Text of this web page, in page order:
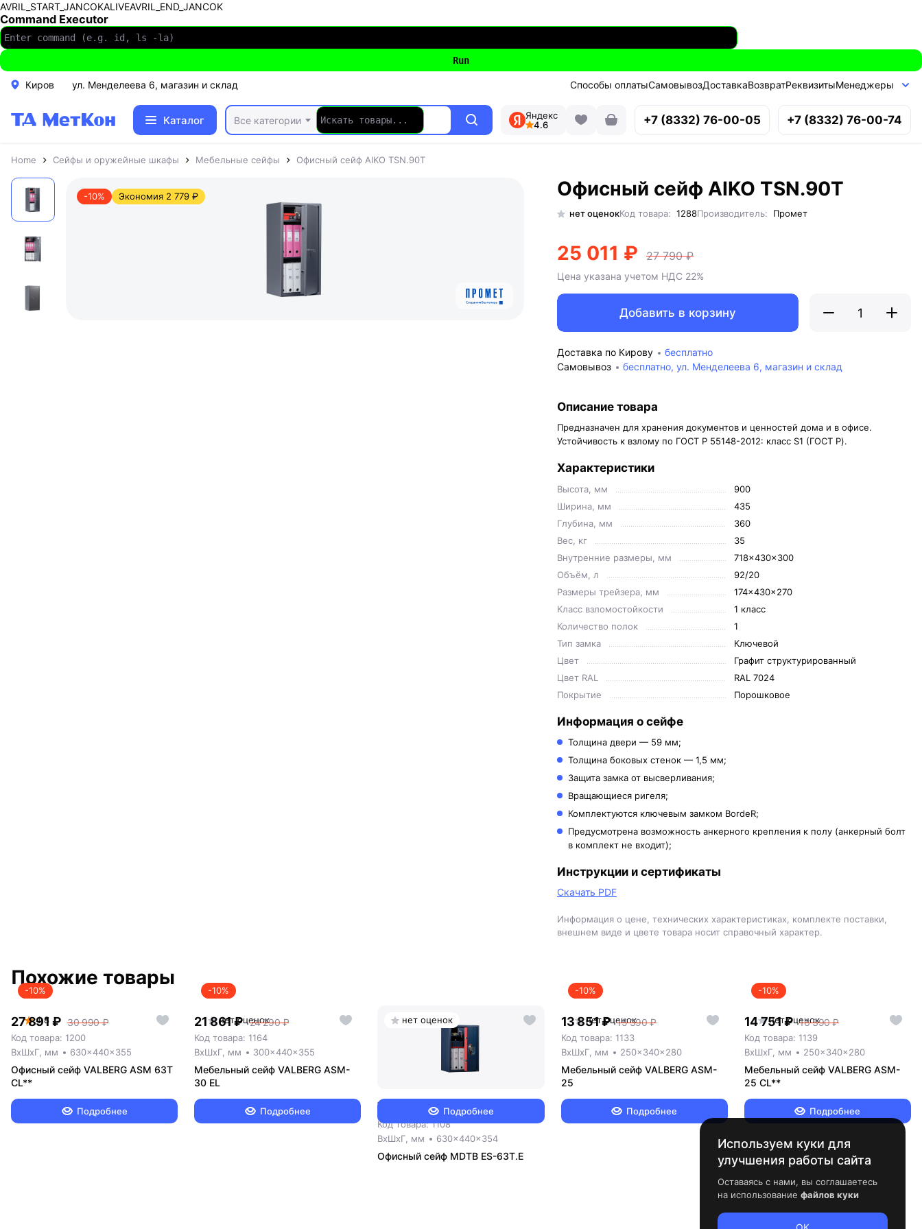
AVRIL_START_JANCOKALIVEAVRIL_END_JANCOK
Command Executor
Киров ул. Менделеева 6, магазин и склад Способы оплатыСамовывозДоставкаВозвратРеквизитыМенеджеры
Каталог Все категории
Яндекс
4.6
+7 (8332) 76-00-05 +7 (8332) 76-00-74
Home Сейфы и оружейные шкафы Мебельные сейфы Офисный сейф AIKO TSN.90T
-10% Экономия 2 779 ₽ Офисный сейф AIKO TSN.90T
нет оценокКод товара: 1288Производитель: Промет
25 011 ₽ 27 790 ₽
Цена указана учетом НДС 22%
Добавить в корзину
Доставка по Кирову
бесплатно
Самовывоз
бесплатно, ул. Менделеева 6, магазин и склад
Описание товара
Предназначен для хранения документов и ценностей дома и в офисе.
Устойчивость к взлому по ГОСТ Р 55148-2012: класс S1 (ГОСТ Р).
Характеристики
Высота, мм
900
Ширина, мм
435
Глубина, мм
360
Вес, кг
35
Внутренние размеры, мм
718x430x300
Объём, л
92/20
Размеры трейзера, мм
174x430x270
Класс взломостойкости
1 класс
Количество полок
1
Тип замка
Ключевой
Цвет
Графит структурированный
Цвет RAL
RAL 7024
Покрытие
Порошковое
Информация о сейфе
Толщина двери — 59 мм;
Толщина боковых стенок — 1,5 мм;
Защита замка от высверливания;
Вращающиеся ригеля;
Комплектуются ключевым замком BordeR;
Предусмотрена возможность анкерного крепления к полу (анкерный болт
в комплект не входит);
Инструкции и сертификаты
Скачать PDF
Информация о цене, технических характеристиках, комплекте поставки,
внешнем виде и цвете товара носит справочный характер.
Похожие товары
4.8
-10%
27 891 ₽ 30 990 ₽
Код товара: 1200
ВxШxГ, мм
630x440x355
Офисный сейф VALBERG ASM 63T
CL**
Подробнее
нет оценок
-10%
21 861 ₽ 24 290 ₽
Код товара: 1164
ВxШxГ, мм
300x440x355
Мебельный сейф VALBERG ASM-
30 EL
Подробнее
нет оценок
72 000 ₽
Код товара: 1108
ВxШxГ, мм
630x440x354
Офисный сейф MDTB ES-63Т.Е
Подробнее
нет оценок
-10%
13 851 ₽ 15 390 ₽
Код товара: 1133
ВxШxГ, мм
250x340x280
Мебельный сейф VALBERG ASM-
25
Подробнее
нет оценок
-10%
14 751 ₽ 16 390 ₽
Код товара: 1139
ВxШxГ, мм
250x340x280
Мебельный сейф VALBERG ASM-
25 CL**
Подробнее
Используем куки для
улучшения работы сайта
Оставаясь с нами, вы соглашаетесь
на использование файлов куки